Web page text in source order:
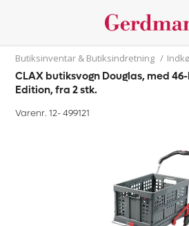
Butiksinventar & Butiksindretning /
CLAX butiksvogn Douglas, med
Edition, fra 2 stk.
Varenr. 12-499121